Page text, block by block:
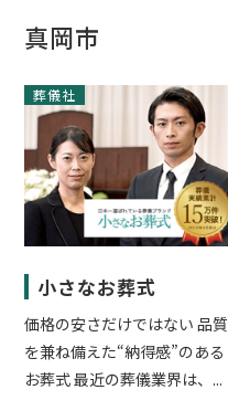
真岡市
葬儀社
小さなお葬式
価格の安さだけではない 品質
を兼ね備えた“納得感”のある
お葬式 最近の葬儀業界は、...